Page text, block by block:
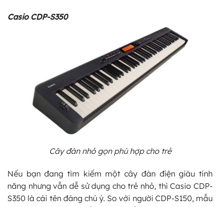
Casio CDP-S350
Cây đàn nhỏ gọn phù hợp cho trẻ
Nếu bạn đang tìm kiếm một cây đàn điện giàu tính
năng nhưng vẫn dễ sử dụng cho trẻ nhỏ, thì Casio CDP-
S350 là cái tên đáng chú ý. So với người CDP-S150, mẫu